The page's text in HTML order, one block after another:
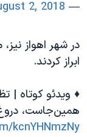
— VOA Farsi (@VOAIran)
2, 2018
در شهر اهواز
ابراز کردند.
♦️ ویدئو کوتاه |
همین‌جاست،
kcnYHNmzNy